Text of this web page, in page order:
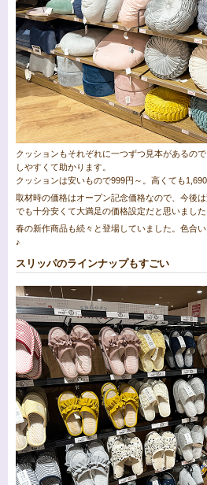
クッションもそれぞれに一つずつ見本があるの
しやすくて助かります。
クッションは安いもので999円～。高くても
取材時の価格はオープン記念価格なので、今後
でも十分安くて大満足の価格設定だと思いました
春の新作商品も続々と登場していました。色合
♪
スリッパのラインナップもすごい